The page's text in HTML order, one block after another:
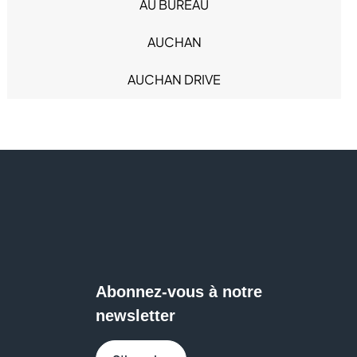
AU BUREAU
AUCHAN
AUCHAN DRIVE
B&M
BLEU
Restauration (29)
Santé (6)
Sport (11)
Abonnez-vous à notre
newsletter